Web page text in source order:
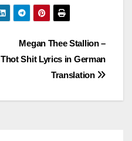
Megan Thee Stallion –
Thot Shit Lyrics in German
Translation